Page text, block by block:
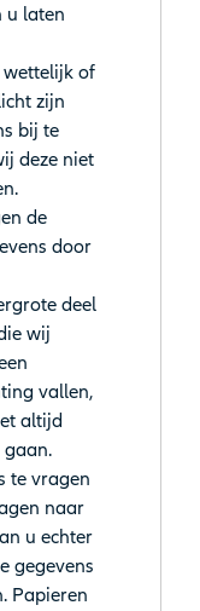
u laten
wettelijk of
zijn
bij te
deze niet
de
door
deel
wij
vallen,
altijd
te vragen
naar
u echter
gegevens
Papieren